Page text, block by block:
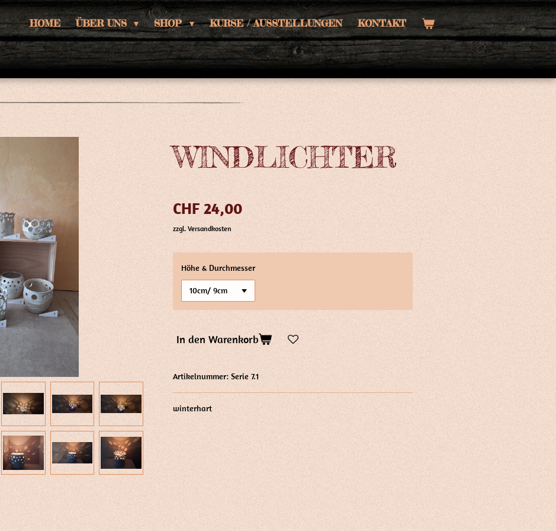
HOME ÜBER UNS SHOP KURSE / AUSSTELLUNGEN KONTAKT
WINDLICHTER
CHF 24,00
zzgl. Versandkosten
Höhe & Durchmesser
In den Warenkorb
Artikelnummer: Serie 7.1
winterhart